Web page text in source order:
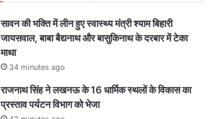
सावन की भक्ति में लीन हुए स्वास्थ्य मंत्री श्याम बिहारी
जायसवाल, बाबा बैद्यनाथ और बासुकिनाथ के दरबार में टेका
माथा
34 minutes ago
राजनाथ सिंह ने लखनऊ के 16 धार्मिक स्थलों के विकास का
प्रस्ताव पर्यटन विभाग को भेजा